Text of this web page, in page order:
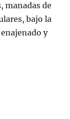
manadas de
bajo la
y